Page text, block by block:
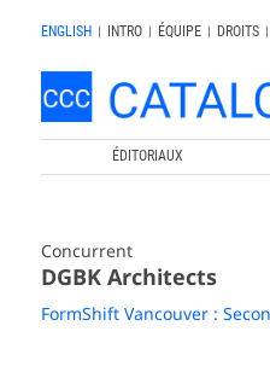
ENGLISH | INTRO | ÉQUIPE | DROITS |
ÉDITORIAUX
Concurrent
DGBK Architects
FormShift Vancouver :